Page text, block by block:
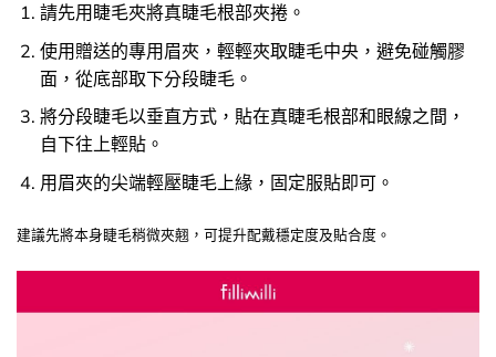
請先用睫毛夾將真睫毛根部夾捲。
使用贈送的專用眉夾，輕輕夾取睫毛中央，避免碰觸膠
面，從底部取下分段睫毛。
將分段睫毛以垂直方式，貼在真睫毛根部和眼線之間，
自下往上輕貼。
用眉夾的尖端輕壓睫毛上緣，固定服貼即可。
建議先將本身睫毛稍微夾翹，可提升配戴穩定度及貼合度。